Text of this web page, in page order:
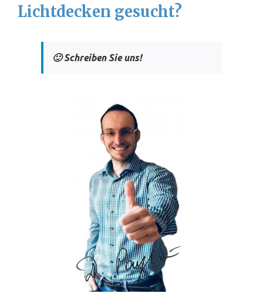
Lichtdecken gesucht?
🙂 Schreiben Sie uns!